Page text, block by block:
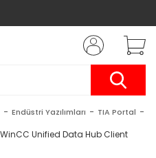
Endüstri Yazılımları TIA Portal